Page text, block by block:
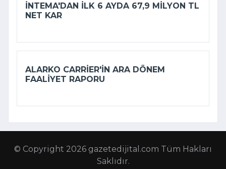
İNTEMA'DAN ILK 6 AYDA 67,9 MILYON TL
NET KAR
ALARKO CARRIER'IN ARA DÖNEM
FAALIYET RAPORU
© Copyright 2026 gazetedijital.com Tüm Hakları
Saklıdır.